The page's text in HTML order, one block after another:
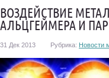
ВОЗДЕЙСТВИЕ
АЛЬЦГЕЙМЕРА И
31 Дек 2013 Рубрика: Новости